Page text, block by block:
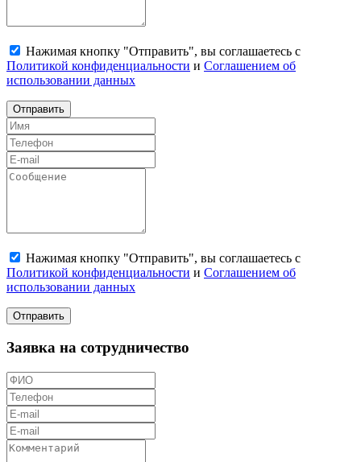
Нажимая кнопку "Отправить", вы соглашаетесь с
Политикой конфиденциальности и Соглашением об
использовании данных
Отправить
Нажимая кнопку "Отправить", вы соглашаетесь с
Политикой конфиденциальности и Соглашением об
использовании данных
Отправить
Заявка на сотрудничество